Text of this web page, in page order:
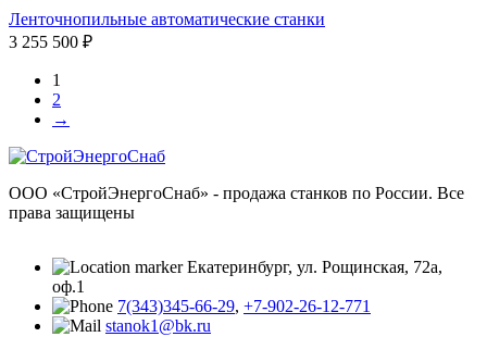
Ленточнопильные автоматические станки
3 255 500 ₽
1
2
→
ООО «СтройЭнергоСнаб» - продажа станков по России. Все
права защищены
Екатеринбург, ул. Рощинская, 72а,
оф.1
7(343)345-66-29, +7-902-26-12-771
stanok1@bk.ru